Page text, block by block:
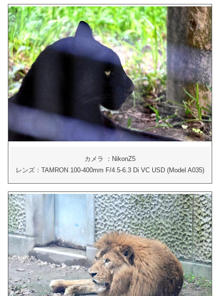
カメラ ：NikonZ5
レンズ：TAMRON 100-400mm F/4.5-6.3 Di VC USD (Model A035)